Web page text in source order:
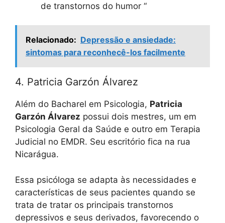
de transtornos do humor “
Relacionado: Depressão e ansiedade:
sintomas para reconhecê-los facilmente
4. Patricia Garzón Álvarez
Além do Bacharel em Psicologia, Patricia
Garzón Álvarez possui dois mestres, um em
Psicologia Geral da Saúde e outro em Terapia
Judicial no EMDR. Seu escritório fica na rua
Nicarágua.
Essa psicóloga se adapta às necessidades e
características de seus pacientes quando se
trata de tratar os principais transtornos
depressivos e seus derivados, favorecendo o